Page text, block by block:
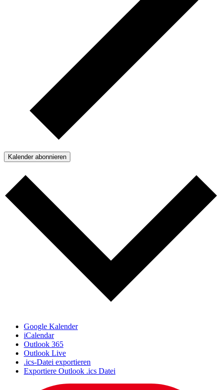
Kalender abonnieren
Google Kalender
iCalendar
Outlook 365
Outlook Live
.ics-Datei exportieren
Exportiere Outlook .ics Datei